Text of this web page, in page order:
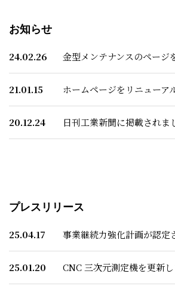
お知らせ
24.02.26 金型メンテナンスのページ
21.01.15 ホームページをリニューア
20.12.24 日刊工業新聞に掲載されま
プレスリリース
25.04.17 事業継続力強化計画が認定
25.01.20 CNC 三次元測定機を更新し